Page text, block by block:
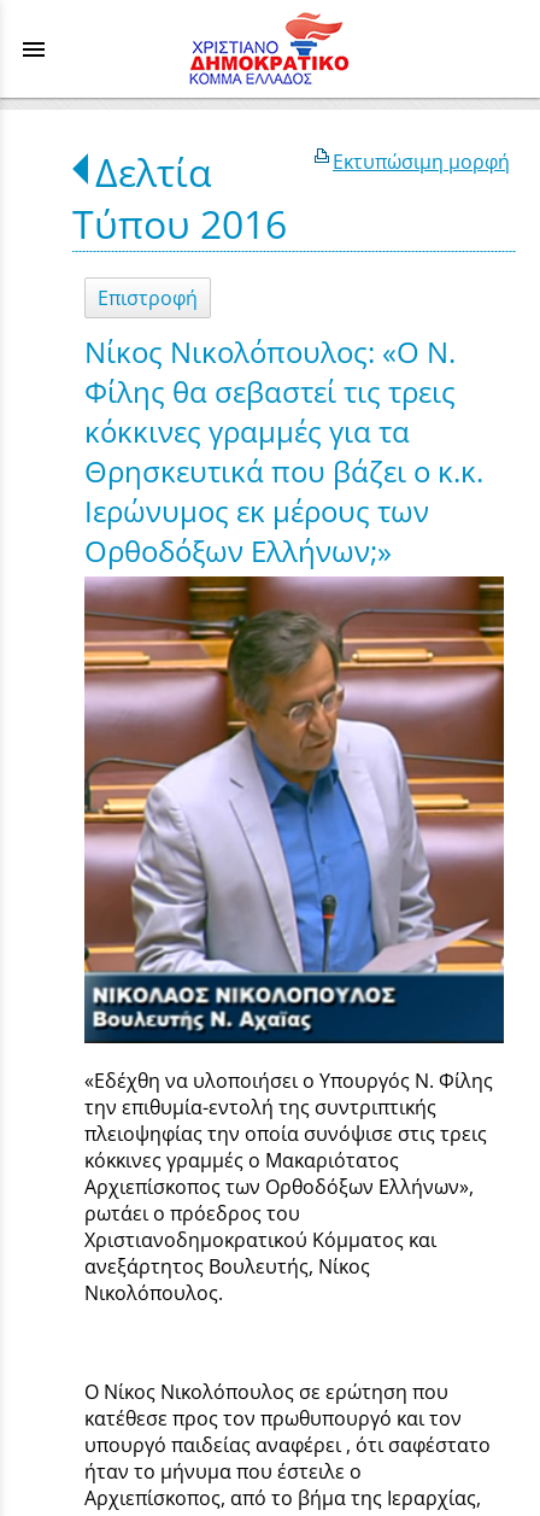
menu
Εκτυπώσιμη μορφή
Δελτία
Τύπου 2016
Επιστροφή
Νίκος Νικολόπουλος: «Ο Ν.
Φίλης θα σεβαστεί τις τρεις
κόκκινες γραμμές για τα
Θρησκευτικά που βάζει ο κ.κ.
Ιερώνυμος εκ μέρους των
Ορθοδόξων Ελλήνων;»
«Εδέχθη να υλοποιήσει ο Υπουργός Ν. Φίλης
την επιθυμία-εντολή της συντριπτικής
πλειοψηφίας την οποία συνόψισε στις τρεις
κόκκινες γραμμές ο Μακαριότατος
Αρχιεπίσκοπος των Ορθοδόξων Ελλήνων»,
ρωτάει ο πρόεδρος του
Χριστιανοδημοκρατικού Κόμματος και
ανεξάρτητος Βουλευτής, Νίκος
Νικολόπουλος.
Ο Νίκος Νικολόπουλος σε ερώτηση που
κατέθεσε προς τον πρωθυπουργό και τον
υπουργό παιδείας αναφέρει , ότι σαφέστατο
ήταν το μήνυμα που έστειλε ο
Αρχιεπίσκοπος, από το βήμα της Ιεραρχίας,